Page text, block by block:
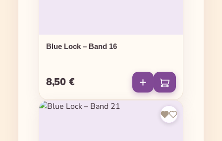
Blue Lock – Band 16
Regulärer Preis:
8,50 €